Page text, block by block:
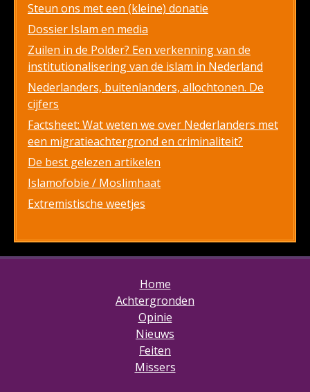
Steun ons met een (kleine) donatie
Dossier Islam en media
Zuilen in de Polder? Een verkenning van de
institutionalisering van de islam in Nederland
Nederlanders, buitenlanders, allochtonen. De
cijfers
Factsheet: Wat weten we over Nederlanders met
een migratieachtergrond en criminaliteit?
De best gelezen artikelen
Islamofobie / Moslimhaat
Extremistische weetjes
Home
Achtergronden
Opinie
Nieuws
Feiten
Missers